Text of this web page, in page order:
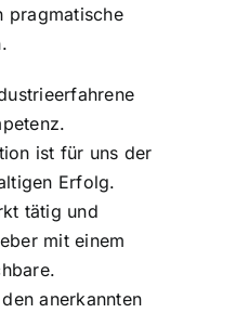
pragmatische
ist für uns der
Erfolg.
tätig und
mit einem
anerkannten